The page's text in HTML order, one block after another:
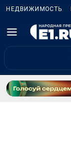
НЕДВИЖИМОСТЬ